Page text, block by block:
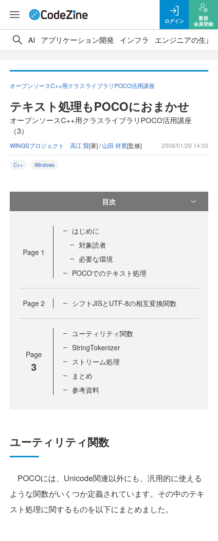
ログイン
新規
会員登録
AI アプリケーション開発 インフラ エンジニアの生き
オープンソースC++用クラスライブラリPOCO活用講座
テキスト処理もPOCOにおまかせ
オープンソースC++用クラスライブラリPOCO活用講座
（3）
WINGSプロジェクト 高江 賢[著] /山田 祥寛[監修] 2008/01/29 14:00
C++ Windows
目次
Page 1
はじめに
対象読者
必要な環境
POCOでのテキスト処理
Page 2 シフトJISとUTF-8の相互変換関数
Page
3
ユーティリティ関数
StringTokenizer
ストリーム処理
まとめ
参考資料
ユーティリティ関数
POCOには、Unicode関連以外にも、汎用的に使える
ような関数がいくつか定義されています。その中のテキ
スト処理に関するものを以下にまとめました。